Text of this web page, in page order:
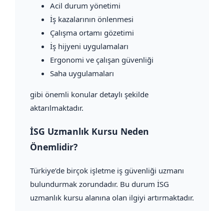
Acil durum yönetimi
İş kazalarının önlenmesi
Çalışma ortamı gözetimi
İş hijyeni uygulamaları
Ergonomi ve çalışan güvenliği
Saha uygulamaları
gibi önemli konular detaylı şekilde
aktarılmaktadır.
İSG Uzmanlık Kursu Neden
Önemlidir?
Türkiye’de birçok işletme iş güvenliği uzmanı
bulundurmak zorundadır. Bu durum İSG
uzmanlık kursu alanına olan ilgiyi artırmaktadır.